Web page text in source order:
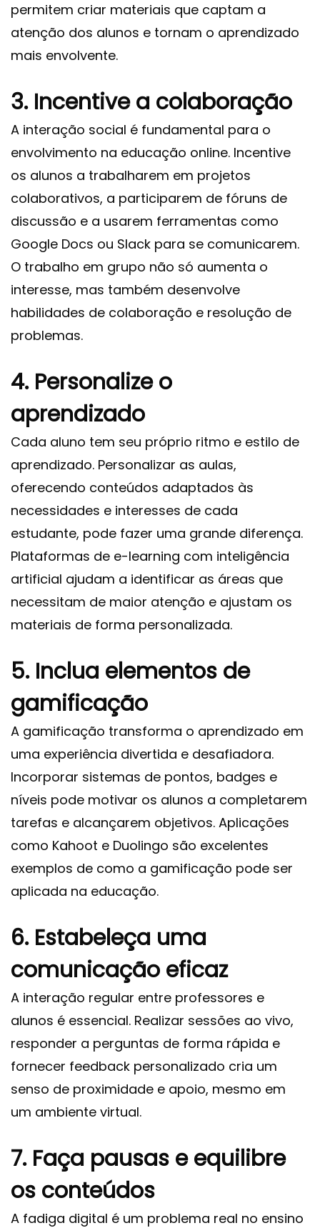
permitem criar materiais que captam a
atenção dos alunos e tornam o aprendizado
mais envolvente.
3. Incentive a colaboração
A interação social é fundamental para o
envolvimento na educação online. Incentive
os alunos a trabalharem em projetos
colaborativos, a participarem de fóruns de
discussão e a usarem ferramentas como
Google Docs ou Slack para se comunicarem.
O trabalho em grupo não só aumenta o
interesse, mas também desenvolve
habilidades de colaboração e resolução de
problemas.
4. Personalize o
aprendizado
Cada aluno tem seu próprio ritmo e estilo de
aprendizado. Personalizar as aulas,
oferecendo conteúdos adaptados às
necessidades e interesses de cada
estudante, pode fazer uma grande diferença.
Plataformas de e-learning com inteligência
artificial ajudam a identificar as áreas que
necessitam de maior atenção e ajustam os
materiais de forma personalizada.
5. Inclua elementos de
gamificação
A gamificação transforma o aprendizado em
uma experiência divertida e desafiadora.
Incorporar sistemas de pontos, badges e
níveis pode motivar os alunos a completarem
tarefas e alcançarem objetivos. Aplicações
como Kahoot e Duolingo são excelentes
exemplos de como a gamificação pode ser
aplicada na educação.
6. Estabeleça uma
comunicação eficaz
A interação regular entre professores e
alunos é essencial. Realizar sessões ao vivo,
responder a perguntas de forma rápida e
fornecer feedback personalizado cria um
senso de proximidade e apoio, mesmo em
um ambiente virtual.
7. Faça pausas e equilibre
os conteúdos
A fadiga digital é um problema real no ensino